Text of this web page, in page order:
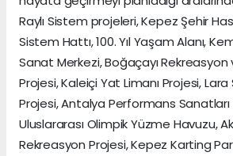
Raylı Sistem projeleri, Kepez Şehir
Sistem Hattı, 100. Yıl Yaşam Alanı,
Sanat Merkezi, Boğaçayı Rekreasyon
Projesi, Kaleiçi Yat Limanı Projesi, Lara
Projesi, Antalya Performans
Uluslararası Olimpik Yüzme Havuzu,
Rekreasyon Projesi, Kepez Karting